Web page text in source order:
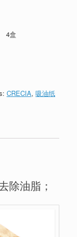
4盒
CRECIA, 吸油纸
除油脂；